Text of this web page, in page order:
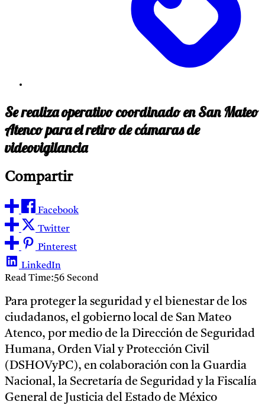
Se realiza operativo coordinado en San Mateo
Atenco para el retiro de cámaras de
videovigilancia
Compartir
Facebook
Twitter
Pinterest
LinkedIn
Read Time:56 Second
Para proteger la seguridad y el bienestar de los
ciudadanos, el gobierno local de San Mateo
Atenco, por medio de la Dirección de Seguridad
Humana, Orden Vial y Protección Civil
(DSHOVyPC), en colaboración con la Guardia
Nacional, la Secretaría de Seguridad y la Fiscalía
General de Justicia del Estado de México